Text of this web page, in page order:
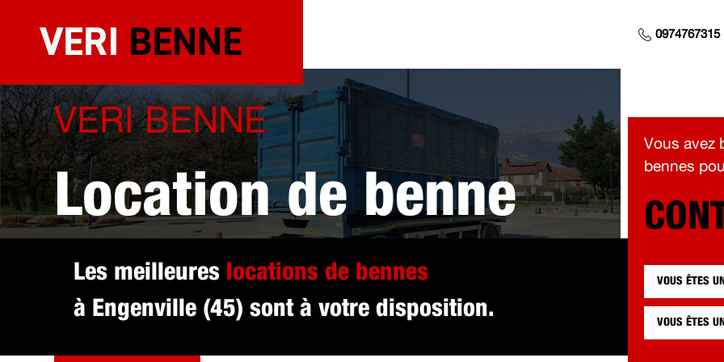
contenu
0974767315
VERI BENNE
Location de benne
sélectionné pour vous à
Les meilleures locations de bennes
à Engenville (45) sont à votre disposition.
Vous avez
bennes
VOUS ÊTES UN
VOUS ÊTES UN